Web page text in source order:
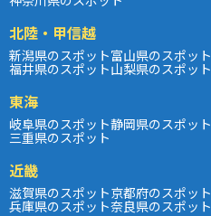
北陸・甲信越
新潟県のスポット富山県のスポット
福井県のスポット山梨県のスポット
東海
岐阜県のスポット静岡県のスポット
三重県のスポット
近畿
滋賀県のスポット京都府のスポット
兵庫県のスポット奈良県のスポット